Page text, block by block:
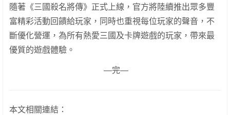
隨著《三國殺名將傳》正式上線，官方將陸續推出眾多豐
富精彩活動回饋給玩家，同時也重視每位玩家的聲音，不
斷優化營運，為所有熱愛三國及卡牌遊戲的玩家，帶來最
優質的遊戲體驗。
—完—
本文相關連結：